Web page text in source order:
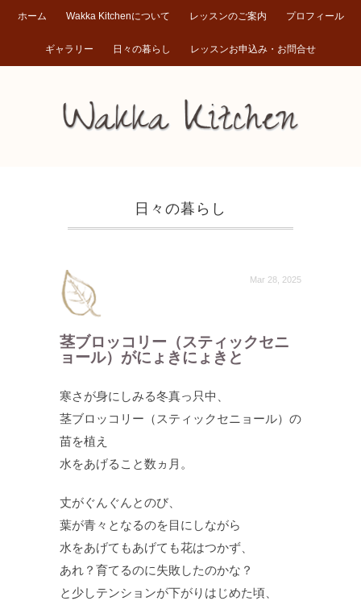
ホーム Wakka Kitchenについて レッスンのご案内 プロフィール
ギャラリー 日々の暮らし レッスンお申込み・お問合せ
日々の暮らし
Mar 28, 2025
茎ブロッコリー（スティックセニ
ョール）がにょきにょきと
寒さが身にしみる冬真っ只中、
茎ブロッコリー（スティックセニョール）の
苗を植え
水をあげること数ヵ月。
丈がぐんぐんとのび、
葉が青々となるのを目にしながら
水をあげてもあげても花はつかず、
あれ？育てるのに失敗したのかな？
と少しテンションが下がりはじめた頃、